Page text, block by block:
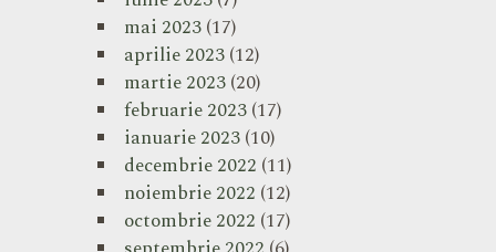
mai 2023(17)
aprilie 2023(12)
martie 2023(20)
februarie 2023(17)
ianuarie 2023(10)
decembrie 2022 (11)
noiembrie 2022 (12)
octombrie 2022 (17)